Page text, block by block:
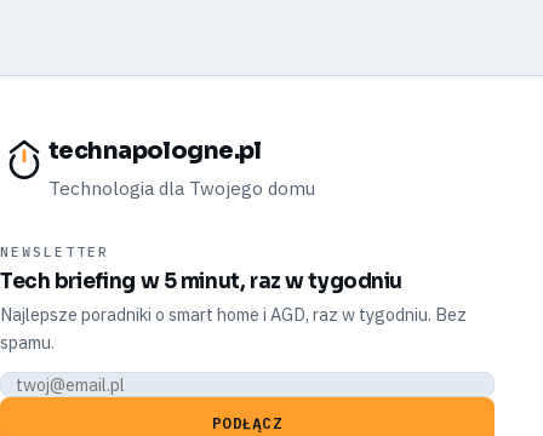
technapologne.pl
Technologia dla Twojego domu
NEWSLETTER
Tech briefing w 5 minut, raz w tygodniu
Najlepsze poradniki o smart home i AGD, raz w tygodniu. Bez
spamu.
PODŁĄCZ